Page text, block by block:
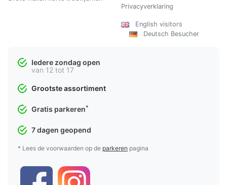
Privacyverklaring
English visitors
Deutsch Besucher
Iedere zondag open
van 12 tot 17
Grootste assortiment
Gratis parkeren*
7 dagen geopend
* Lees de voorwaarden op de parkeren pagina